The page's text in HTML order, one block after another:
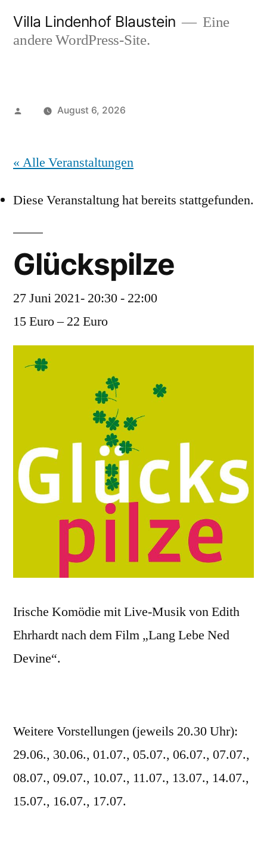
Inhalt
Villa Lindenhof Blaustein
Eine
andere WordPress-Site.
Veröffentlicht
August 6, 2026
« Alle Veranstaltungen
Diese Veranstaltung hat bereits stattgefunden.
Glückspilze
27 Juni 2021- 20:30- 22:00
15 Euro – 22 Euro
Irische Komödie mit Live-Musik von Edith
Ehrhardt nach dem Film „Lang Lebe Ned
Devine“.
Weitere Vorstellungen (jeweils 20.30 Uhr):
29.06., 30.06., 01.07., 05.07., 06.07., 07.07.,
08.07., 09.07., 10.07., 11.07., 13.07., 14.07.,
15.07., 16.07., 17.07.